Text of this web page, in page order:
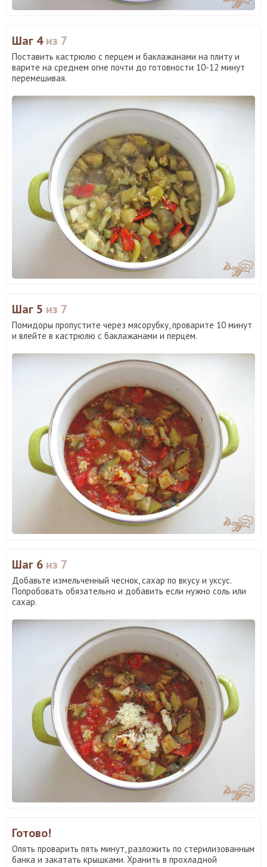
Шаг 4из 7
Поставить кастрюлю с перцем и баклажанами на плиту и
варите на среднем огне почти до готовности 10-12 минут
перемешивая.
Шаг 5 из 7
Помидоры пропустите через мясорубку, проварите 10 минут
и влейте в кастрюлю с баклажанами и перцем.
Шаг 6 из 7
Добавьте измельченный чеснок, сахар по вкусу и уксус.
Попробовать обязательно и добавить если нужно соль или
сахар.
Готово!
Опять проварить пять минут, разложить по стерилизованным
банка и закатать крышками. Хранить в прохладной